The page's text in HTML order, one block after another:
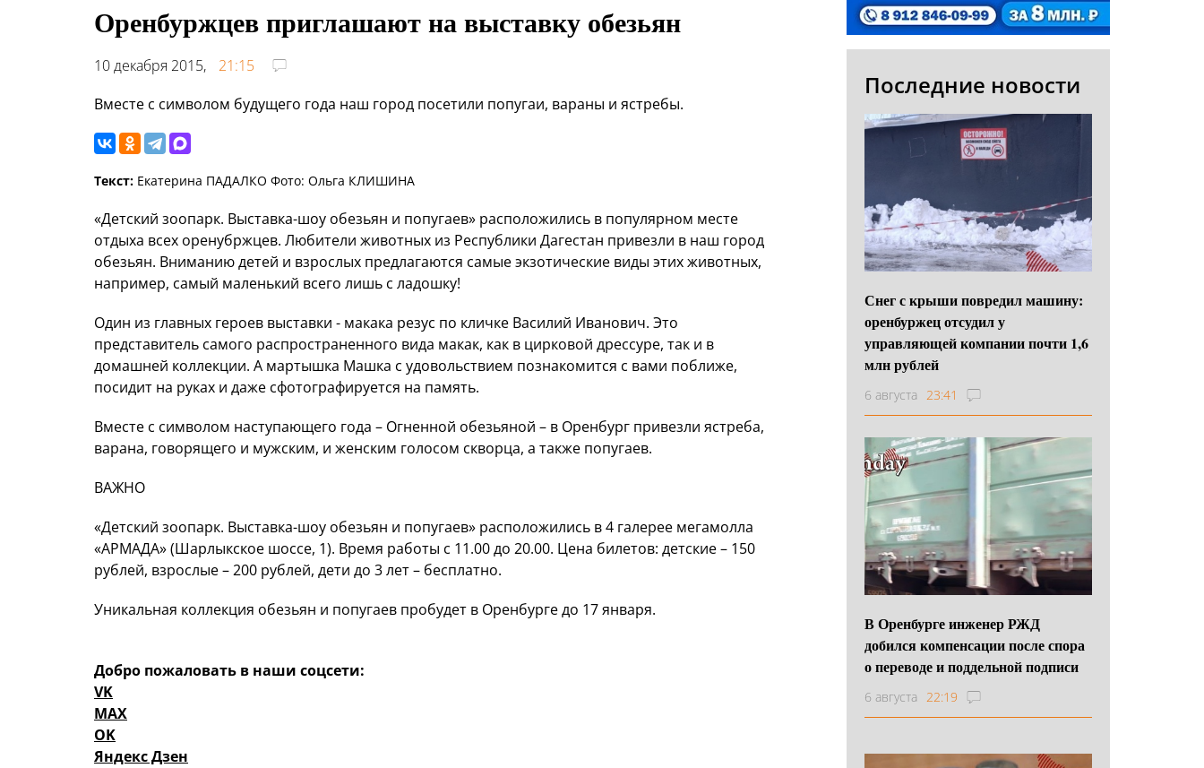
Оренбуржцев приглашают на выставку обезьян
10 декабря 2015,
21:15
Вместе с символом будущего года наш город посетили попугаи, вараны и ястребы.
Текст: Екатерина ПАДАЛКО Фото: Ольга КЛИШИНА
«Детский зоопарк. Выставка-шоу обезьян и попугаев» расположились в популярном месте
отдыха всех оренубржцев. Любители животных из Республики Дагестан привезли в наш город
обезьян. Вниманию детей и взрослых предлагаются самые экзотические виды этих животных,
например, самый маленький всего лишь с ладошку!
Один из главных героев выставки - макака резус по кличке Василий Иванович. Это
представитель самого распространенного вида макак, как в цирковой дрессуре, так и в
домашней коллекции. А мартышка Машка с удовольствием познакомится с вами поближе,
посидит на руках и даже сфотографируется на память.
Вместе с символом наступающего года – Огненной обезьяной – в Оренбург привезли ястреба,
варана, говорящего и мужским, и женским голосом скворца, а также попугаев.
ВАЖНО
«Детский зоопарк. Выставка-шоу обезьян и попугаев» расположились в 4 галерее мегамолла
«АРМАДА» (Шарлыкское шоссе, 1). Время работы с 11.00 до 20.00. Цена билетов: детские – 150
рублей, взрослые – 200 рублей, дети до 3 лет – бесплатно.
Уникальная коллекция обезьян и попугаев пробудет в Оренбурге до 17 января.
Добро пожаловать в наши соцсети:
VK
MAX
OK
Яндекс Дзен
Последние новости
Снег с крыши повредил машину:
оренбуржец отсудил у
управляющей компании почти 1,6
млн рублей
6 августа 23:41
В Оренбурге инженер РЖД
добился компенсации после спора
о переводе и поддельной подписи
6 августа 22:19